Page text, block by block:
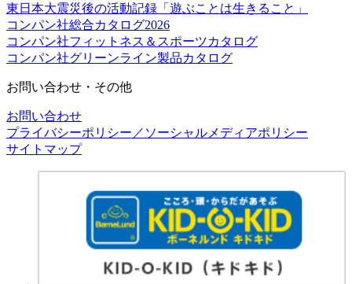
東日本大震災後の活動記録「遊ぶことは生きること」
コンパン社総合カタログ2026
コンパン社フィットネス＆スポーツカタログ
コンパン社グリーンライン製品カタログ
お問い合わせ・その他
お問い合わせ
プライバシーポリシー／ソーシャルメディアポリシー
サイトマップ